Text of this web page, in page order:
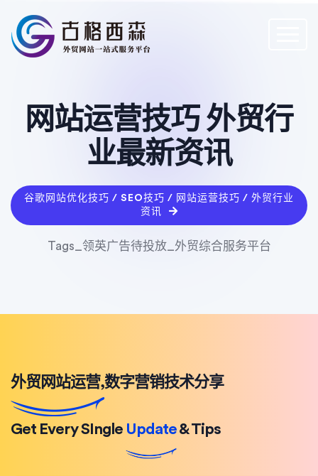
网站运营技巧 外贸行
业最新资讯
谷歌网站优化技巧 / SEO技巧 / 网站运营技巧 / 外贸行业
资讯
Tags_领英广告待投放_外贸综合服务平台
外贸网站运营,数字营销技术分享
Get Every SIngle Update& Tips